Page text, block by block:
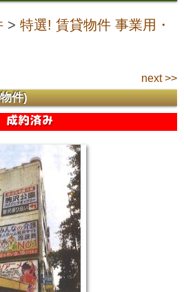
> 特選! 賃貸物件 事業用・
next >>
件)